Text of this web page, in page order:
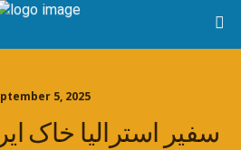
5, 2025
سفیر استرالیا خاک